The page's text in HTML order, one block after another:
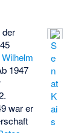
S
e
n
at
K
ai
s
der
Wilhelm
1947
war er